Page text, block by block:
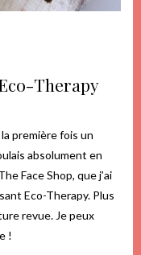
Therapy
première fois un
absolument en
Face Shop, que j’ai
Eco-Therapy. Plus
revue. Je peux
!